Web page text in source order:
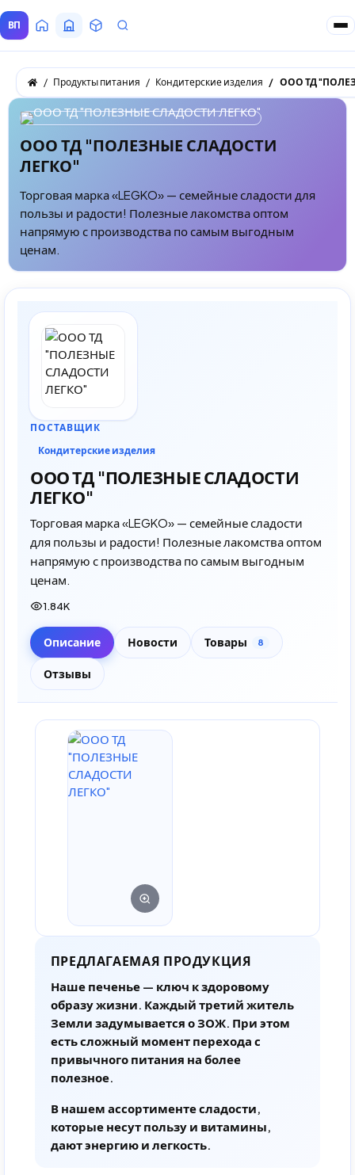
ВП ГлавнаяВсе Поставщики
ТоварыЗапросы покупателей
Продукты питания Кондитерские изделия ООО ТД
ООО ТД "ПОЛЕЗНЫЕ СЛАДОСТИ
ЛЕГКО"
Торговая марка «LEGKO» — семейные сладости для
пользы и радости! Полезные лакомства оптом
напрямую с производства по самым выгодным
ценам.
ПОСТАВЩИК
Кондитерские изделия
ООО ТД "ПОЛЕЗНЫЕ СЛАДОСТИ
ЛЕГКО"
Торговая марка «LEGKO» — семейные сладости
для пользы и радости! Полезные лакомства оптом
напрямую с производства по самым выгодным
ценам.
1.84K
Описание Новости Товары 8
Отзывы
ПРЕДЛАГАЕМАЯ ПРОДУКЦИЯ
Наше печенье — ключ к здоровому
образу жизни. Каждый третий житель
Земли задумывается о ЗОЖ. При этом
есть сложный момент перехода с
привычного питания на более
полезное.
В нашем ассортименте сладости,
которые несут пользу и витамины,
дают энергию и легкость.